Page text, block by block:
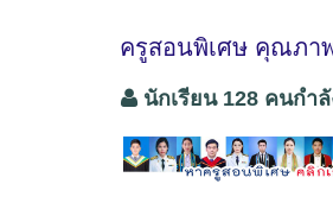
ครูสอนพิเศษ คุณภา
นักเรียน 128 คนกำ